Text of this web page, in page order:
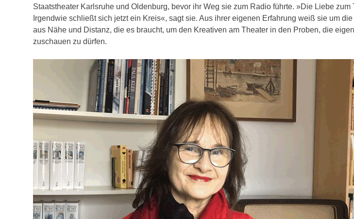
Staatstheater Karlsruhe und Oldenburg, bevor ihr Weg sie zum Radio führte. »Die Liebe
Irgendwie schließt sich jetzt ein Kreis«, sagt sie. Aus ihrer eigenen Erfahrung weiß sie um
aus Nähe und Distanz, die es braucht, um den Kreativen am Theater in den Proben, die
zuschauen zu dürfen.